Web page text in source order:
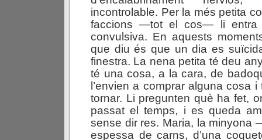
incontrolable. Per la més petita
faccions —tot el cos— li entra
convulsiva. En aquests
que diu és que un dia es
finestra. La nena petita té deu
té una cosa, a la cara, de
l’envien a comprar alguna cosa
tornar. Li pregunten què ha fet,
passat el temps, i es queda
sense dir res. Maria, la minyona
espessa de carns, d’una